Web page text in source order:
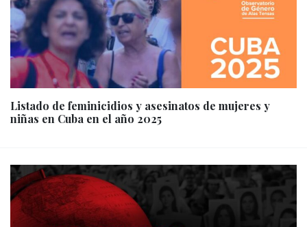
Listado de feminicidios y asesinatos de mujeres y
niñas en Cuba en el año 2025